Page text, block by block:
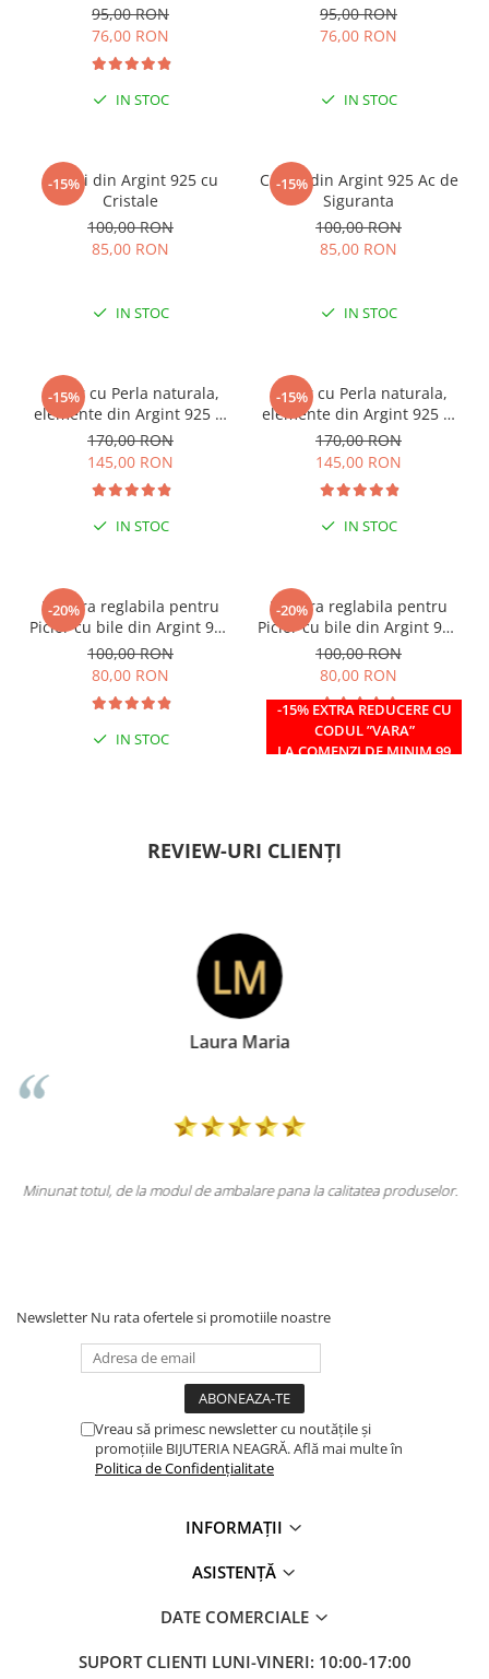
95,00 RON
76,00 RON
IN STOC
95,00 RON
76,00 RON
IN STOC
-15%
Cercei din Argint 925 cu
Cristale
100,00 RON
85,00 RON
IN STOC
-15%
Cercei din Argint 925 Ac de
Siguranta
100,00 RON
85,00 RON
IN STOC
-15%
Colier cu Perla naturala,
elemente din Argint 925 si
margele Miyuki, multicolor
170,00 RON
145,00 RON
IN STOC
-15%
Colier cu Perla naturala,
elemente din Argint 925 si
margele Miyuki, verde/kiwi
170,00 RON
145,00 RON
IN STOC
-20%
Bratara reglabila pentru
Picior cu bile din Argint 925
si margele Miyuki rosii
100,00 RON
80,00 RON
IN STOC
-20%
-15% EXTRA REDUCERE CU
CODUL ”VARA”
LA COMENZI DE MINIM 99
Bratara reglabila pentru
Picior cu bile din Argint 925
si margele Miyuki verzi
100,00 RON
80,00 RON
IN STOC
REVIEW-URI CLIENȚI
produselor.
Doina Georgescu
Totul la superlativ! Produsul, fix descrierea,
Newsletter Nu rata ofertele si promotiile noastre
Vreau să primesc newsletter cu noutățile și
promoțiile BIJUTERIA NEAGRĂ. Află mai multe în
Politica de Confidențialitate
INFORMAȚII
ASISTENȚĂ
DATE COMERCIALE
SUPORT CLIENTI LUNI-VINERI: 10:00-17:00